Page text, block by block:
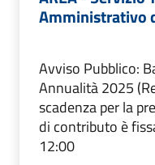
Amministrativo
Avviso Pubblico:
Annualità 2025
scadenza per la
di contributo è
12:00